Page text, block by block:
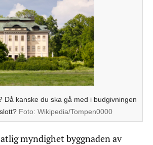
Då kanske du ska gå med i budgivningen
Foto: Wikipedia/Tompen0000
myndighet byggnaden av